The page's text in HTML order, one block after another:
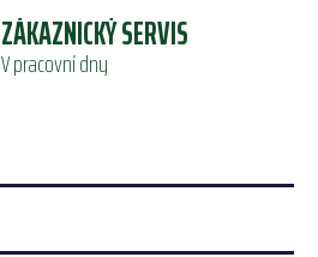
ZÁKAZNICKÝ SERVIS
V pracovní dny